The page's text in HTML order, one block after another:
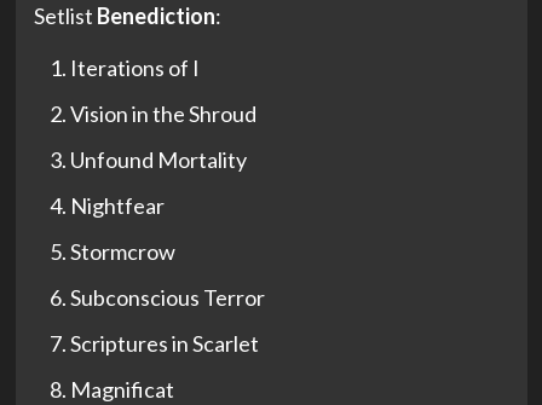
Setlist Benediction:
Iterations of I
Vision in the Shroud
Unfound Mortality
Nightfear
Stormcrow
Subconscious Terror
Scriptures in Scarlet
Magnificat